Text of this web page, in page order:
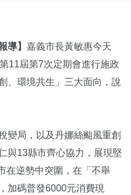
導】 嘉義市長黃敏惠今天
11屆第7次定期會進行施政
、環境共生」三大面向，說
變局，以及丹娜絲颱風重創
與13縣市齊心協力，展現堅
在逆勢中突圍，在「不舉
加碼普發6000元消費現